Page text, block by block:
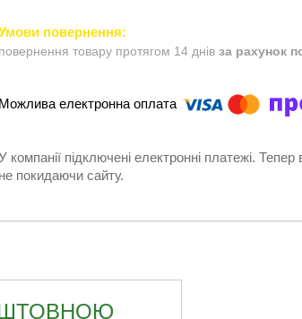
повернення товару протягом 14 днів за рахунок
компанії підключені електронні платежі.
не покидаючи сайту.